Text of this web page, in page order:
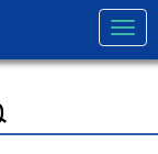
N
a
v
t